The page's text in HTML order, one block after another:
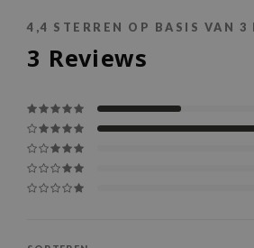
4,4 STERREN OP BASIS VAN 3
3 Reviews